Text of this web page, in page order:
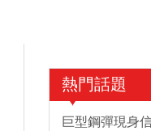
熱門話題
巨型鋼彈現身